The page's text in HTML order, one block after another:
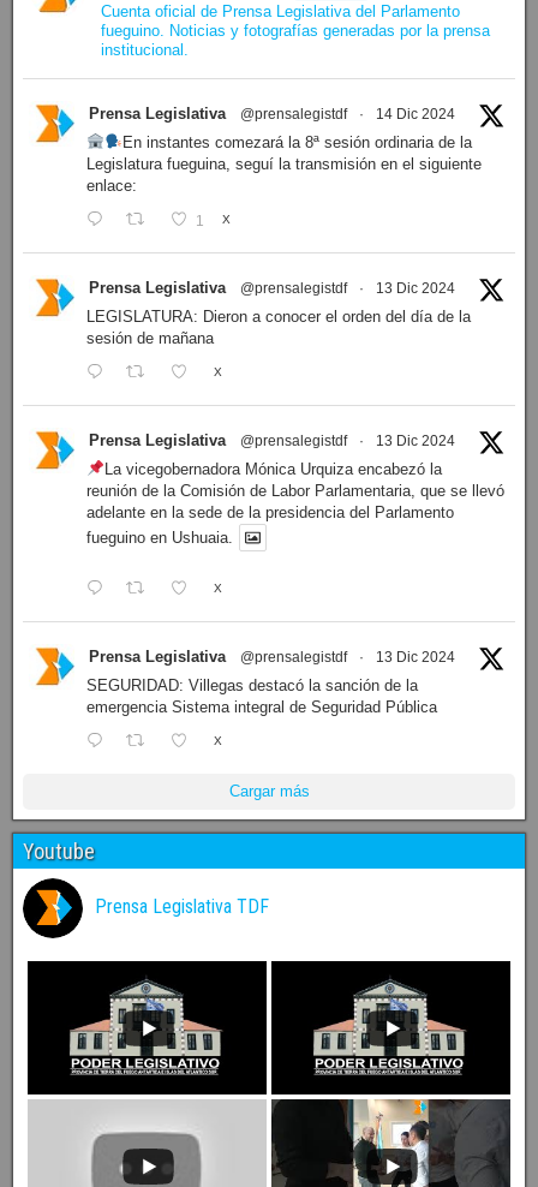
Cuenta oficial de Prensa Legislativa del Parlamento
fueguino. Noticias y fotografías generadas por la prensa
institucional.
Prensa Legislativa @prensalegistdf · 14 Dic 2024
En instantes comezará la 8ª sesión ordinaria de la
Legislatura fueguina, seguí la transmisión en el siguiente
enlace:
1 X
Prensa Legislativa @prensalegistdf · 13 Dic 2024
LEGISLATURA: Dieron a conocer el orden del día de la
sesión de mañana
X
Prensa Legislativa @prensalegistdf · 13 Dic 2024
La vicegobernadora Mónica Urquiza encabezó la
reunión de la Comisión de Labor Parlamentaria, que se llevó
adelante en la sede de la presidencia del Parlamento
fueguino en Ushuaia.
X
Prensa Legislativa @prensalegistdf · 13 Dic 2024
SEGURIDAD: Villegas destacó la sanción de la
emergencia Sistema integral de Seguridad Pública
X
Cargar más
Youtube
Prensa Legislativa TDF